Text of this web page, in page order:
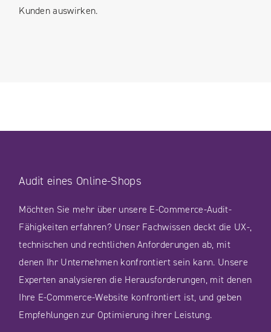
Kunden auswirken.
Audit eines Online-Shops
Möchten Sie mehr über unsere E-Commerce-Audit-
Fähigkeiten erfahren? Unser Fachwissen deckt die UX-,
technischen und rechtlichen Anforderungen ab, mit
denen Ihr Unternehmen konfrontiert sein kann. Unsere
Experten analysieren die Herausforderungen, mit denen
Ihre E-Commerce-Website konfrontiert ist, und geben
Empfehlungen zur Optimierung ihrer Leistung.